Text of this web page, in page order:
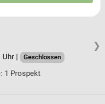
❯
|
Geschlossen
1 Prospekt